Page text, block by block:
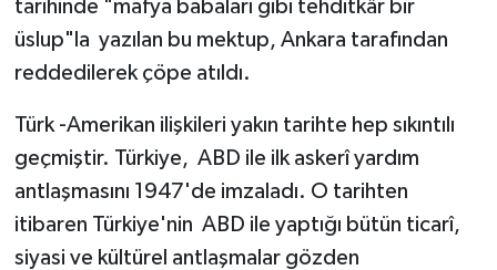
tarihinde "mafya babaları gibi tehditkâr bir
üslup"la yazılan bu mektup, Ankara tarafından
reddedilerek çöpe atıldı.
Türk -Amerikan ilişkileri yakın tarihte hep sıkıntılı
geçmiştir. Türkiye, ABD ile ilk askerî yardım
antlaşmasını 1947'de imzaladı. O tarihten
itibaren Türkiye'nin ABD ile yaptığı bütün ticarî,
siyasi ve kültürel antlaşmalar gözden